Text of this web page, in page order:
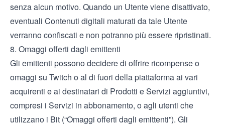
senza alcun motivo. Quando un Utente viene disattivato,
eventuali Contenuti digitali maturati da tale Utente
verranno confiscati e non potranno più essere ripristinati.
8. Omaggi offerti dagli emittenti
Gli emittenti possono decidere di offrire ricompense o
omaggi su Twitch o al di fuori della piattaforma ai vari
acquirenti e ai destinatari di Prodotti e Servizi aggiuntivi,
compresi i Servizi in abbonamento, o agli utenti che
utilizzano i Bit (“Omaggi offerti dagli emittenti”). Gli